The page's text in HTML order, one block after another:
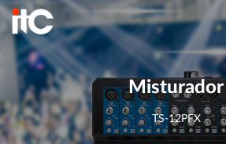
Misturador
TS-12PFX